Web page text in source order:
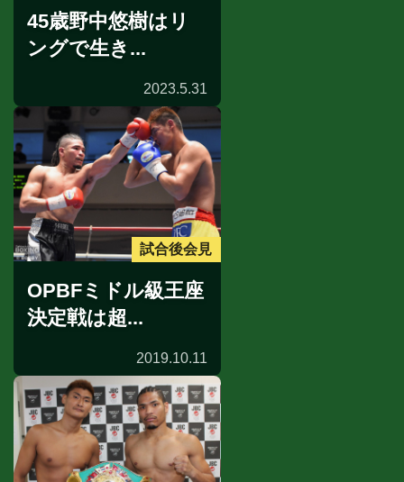
45歳野中悠樹はリ
ングで生き...
2023.5.31
試合後会見
OPBFミドル級王座
決定戦は超...
2019.10.11